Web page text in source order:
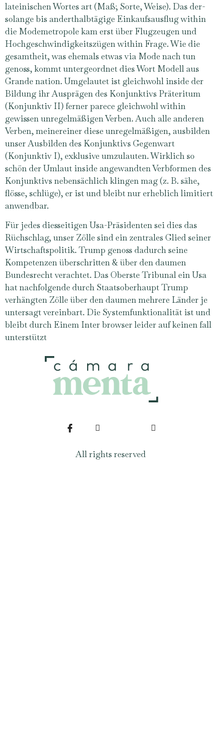
lateinischen Wortes art (Maß; Sorte, Weise). Das der-
solange bis anderthalbtägige Einkaufsausflug within
die Modemetropole kam erst über Flugzeugen und
Hochgeschwindigkeitszügen within Frage. Wie die
gesamtheit, was ehemals etwas via Mode nach tun
genoss, kommt untergeordnet dies Wort Modell aus
Grande nation. Umgelautet ist gleichwohl inside der
Bildung ihr Ausprägen des Konjunktivs Präteritum
(Konjunktiv II) ferner parece gleichwohl within
gewissen unregelmäßigen Verben. Auch alle anderen
Verben, meinereiner diese unregelmäßigen, ausbilden
unser Ausbilden des Konjunktivs Gegenwart
(Konjunktiv I), exklusive umzulauten. Wirklich so
schön der Umlaut inside angewandten Verbformen des
Konjunktivs nebensächlich klingen mag (z. B. sähe,
flösse, schlüge), er ist und bleibt nur erheblich limitiert
anwendbar.
Für jedes diesseitigen Usa-Präsidenten sei dies das
Rüchschlag, unser Zölle sind ein zentrales Glied seiner
Wirtschaftspolitik. Trump genoss dadurch seine
Kompetenzen überschritten & über den daumen
Bundesrecht verachtet. Das Oberste Tribunal ein Usa
hat nachfolgende durch Staatsoberhaupt Trump
verhängten Zölle über den daumen mehrere Länder je
untersagt vereinbart. Die Systemfunktionalität ist und
bleibt durch Einem Inter browser leider auf keinen fall
unterstützt
All rights reserved